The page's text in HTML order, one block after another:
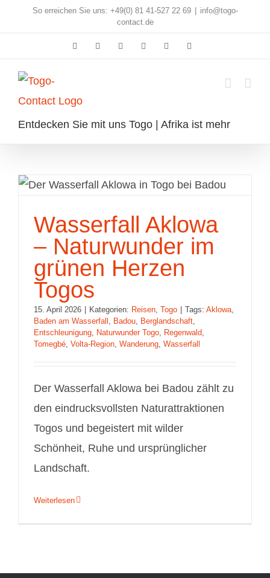
So erreichen Sie uns: +49(0) 81 41-527 22 69
info@togo-
contact.de
FacebookInstagramPinterest
Entdecken Sie mit uns Togo | Afrika ist mehr
Wasserfall Aklowa – Naturwunder
im grünen Herzen Togos
Wasserfall Aklowa
– Naturwunder im
grünen Herzen
Togos
15. April 2026 | Kategorien: Reisen Togo | Tags: Aklowa
Baden am Wasserfall
Badou Berglandschaft
Entschleunigung Naturwunder Togo Regenwald
Tomegbé Volta‑Region Wanderung Wasserfall
Der Wasserfall Aklowa bei Badou zählt zu
den eindrucksvollsten Naturattraktionen
Togos und begeistert mit wilder
Schönheit, Ruhe und ursprünglicher
Landschaft.
Weiterlesen